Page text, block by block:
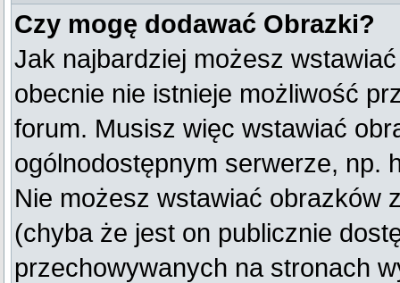
Czy mogę dodawać Obrazki?
Jak najbardziej możesz
obecnie nie istnieje możliwość
forum. Musisz więc wstawiać
ogólnodostępnym serwerze, np.
Nie możesz wstawiać obrazków
(chyba że jest on publicznie
przechowywanych na stronach